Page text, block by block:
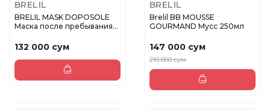
BRELIL
BRELIL MASK DOPOSOLE
Маска после пребывания
132 000 сум
BRELIL
Brelil BB MOUSSE
GOURMAND Мусс 250мл
147 000 сум
210 000 сум